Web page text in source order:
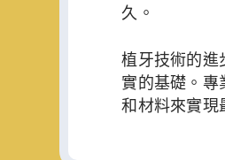
久。
植牙技術的進
實的基礎。專
和材料來實現